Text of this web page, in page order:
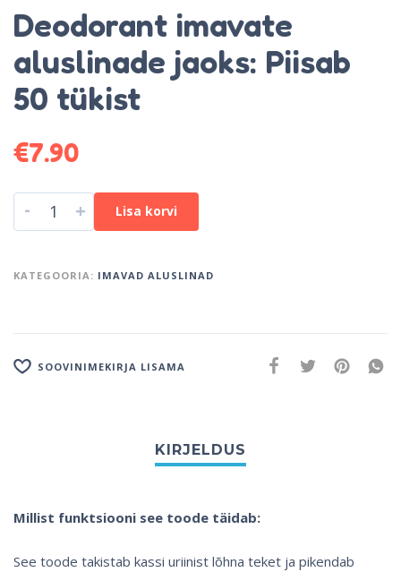
Deodorant imavate
aluslinade jaoks: Piisab
50 tükist
€7.90
- + Lisa korvi
KATEGOORIA: IMAVAD ALUSLINAD
SOOVINIMEKIRJA LISAMA
Millist funktsiooni see toode täidab:
See toode takistab kassi uriinist lõhna teket ja pikendab